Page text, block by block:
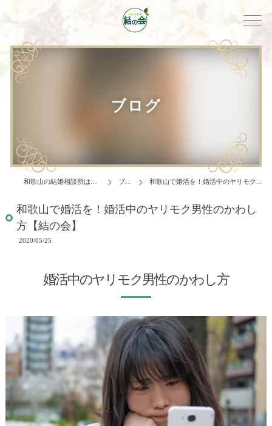
ブログ
ブログ 和歌山で婚活を！婚活中のヤリモク男性のかわし方【結の会】
和歌山で婚活を！婚活中のヤリモク男性のかわし
方【結の会】
2020/05/25
婚活中のヤリモク男性のかわし方